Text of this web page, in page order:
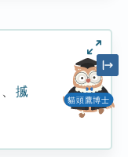
揻
貓頭鷹博士